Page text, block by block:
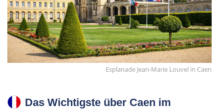
Esplanade Jean-Marie Louvel in Caen
Das Wichtigste über Caen im